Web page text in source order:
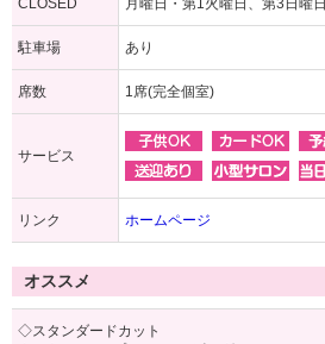
CLOSED 月曜日・第1火曜日、第3日曜日
駐車場 あり
席数 1席(完全個室)
サービス
リンク ホームページ
オススメ
◇スタンダードカット